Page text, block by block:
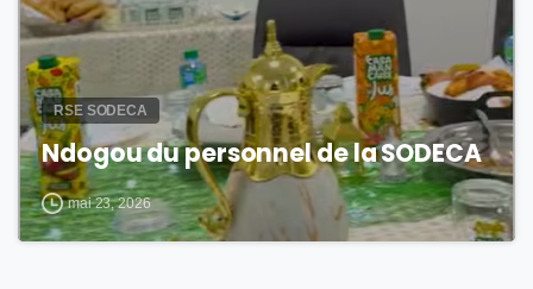
RSE SODECA
Ndogou du personnel de la SODECA
mai 23, 2026